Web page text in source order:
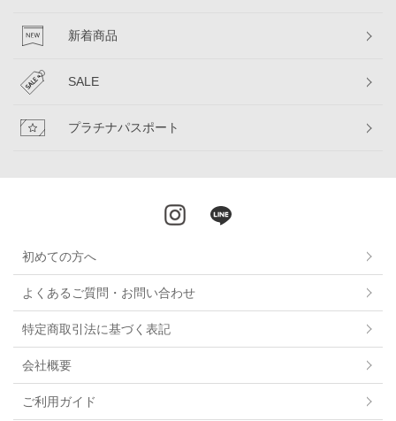
新着商品
SALE
プラチナパスポート
初めての方へ
よくあるご質問・お問い合わせ
特定商取引法に基づく表記
会社概要
ご利用ガイド